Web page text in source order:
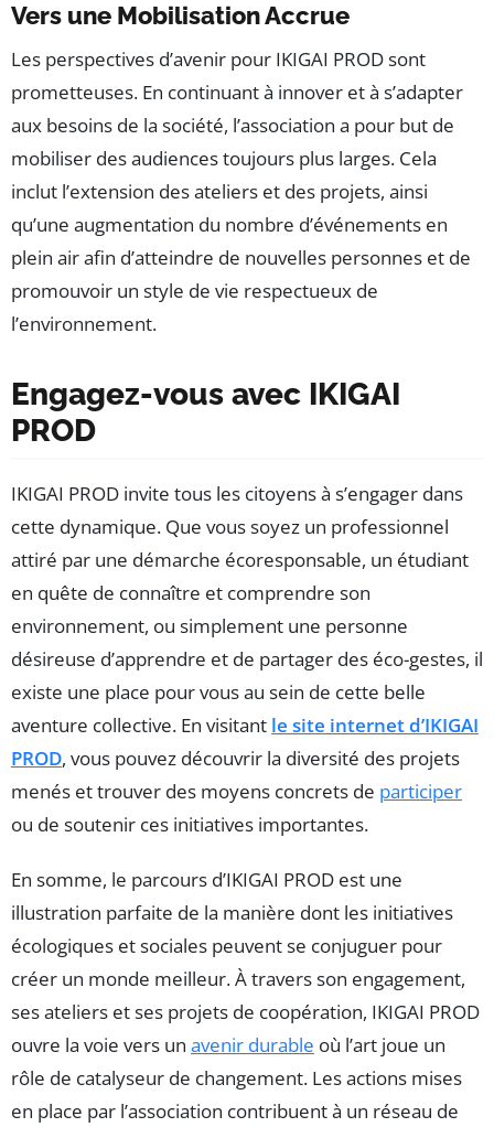
Vers une Mobilisation Accrue
Les perspectives d’avenir pour IKIGAI PROD sont
prometteuses. En continuant à innover et à s’adapter
aux besoins de la société, l’association a pour but de
mobiliser des audiences toujours plus larges. Cela
inclut l’extension des ateliers et des projets, ainsi
qu’une augmentation du nombre d’événements en
plein air afin d’atteindre de nouvelles personnes et de
promouvoir un style de vie respectueux de
l’environnement.
Engagez-vous avec IKIGAI
PROD
IKIGAI PROD invite tous les citoyens à s’engager dans
cette dynamique. Que vous soyez un professionnel
attiré par une démarche écoresponsable, un étudiant
en quête de connaître et comprendre son
environnement, ou simplement une personne
désireuse d’apprendre et de partager des éco-gestes, il
existe une place pour vous au sein de cette belle
aventure collective. En visitant le site internet d’IKIGAI
PROD, vous pouvez découvrir la diversité des projets
menés et trouver des moyens concrets de participer
ou de soutenir ces initiatives importantes.
En somme, le parcours d’IKIGAI PROD est une
illustration parfaite de la manière dont les initiatives
écologiques et sociales peuvent se conjuguer pour
créer un monde meilleur. À travers son engagement,
ses ateliers et ses projets de coopération, IKIGAI PROD
ouvre la voie vers un avenir durable où l’art joue un
rôle de catalyseur de changement. Les actions mises
en place par l’association contribuent à un réseau de